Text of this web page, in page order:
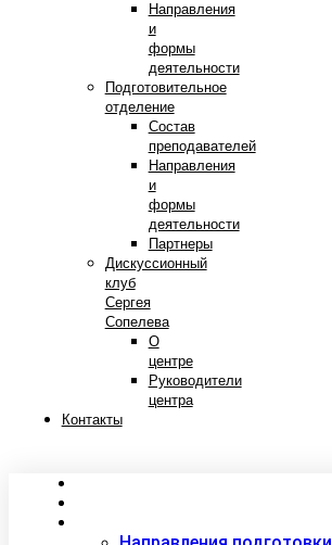
Направления
и
формы
деятельности
Подготовительное
отделение
Состав
преподавателей
Направления
и
формы
деятельности
Партнеры
Дискуссионный
клуб
Сергея
Сопелева
О
центре
Руководители
центра
Контакты